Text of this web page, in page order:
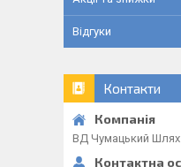
Відгуки
Контакти
ВД Чумацький Шлях